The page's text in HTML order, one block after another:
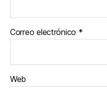
Correo electrónico *
Web